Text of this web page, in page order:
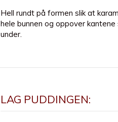
Hell rundt på formen slik at
hele bunnen og oppover
under.
LAG PUDDINGEN: